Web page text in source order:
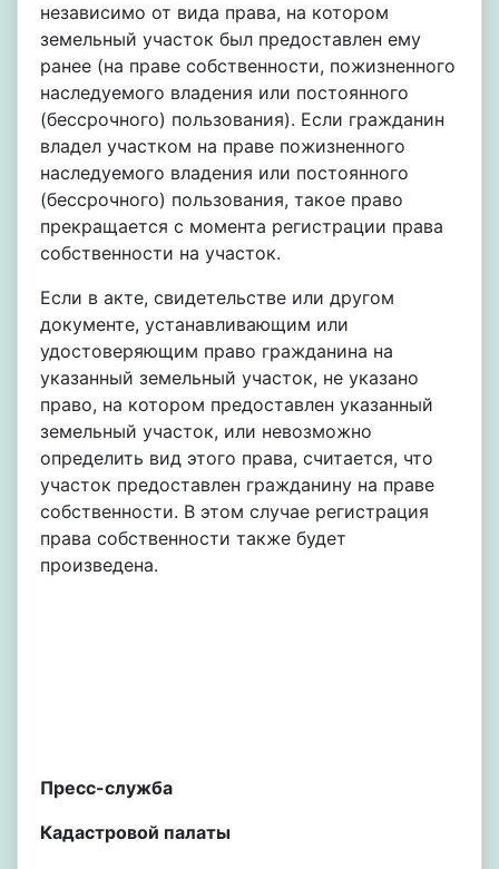
независимо от вида права, на котором
земельный участок был предоставлен ему
ранее (на праве собственности, пожизненного
наследуемого владения или постоянного
(бессрочного) пользования). Если гражданин
владел участком на праве пожизненного
наследуемого владения или постоянного
(бессрочного) пользования, такое право
прекращается с момента регистрации права
собственности на участок.
Если в акте, свидетельстве или другом
документе, устанавливающим или
удостоверяющим право гражданина на
указанный земельный участок, не указано
право, на котором предоставлен указанный
земельный участок, или невозможно
определить вид этого права, считается, что
участок предоставлен гражданину на праве
собственности. В этом случае регистрация
права собственности также будет
произведена.
Пресс-служба
Кадастровой палаты